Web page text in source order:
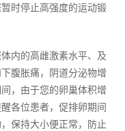
时停止高强度的运动锻
内的高雌激素水平、及
腹胀痛，阴道分泌物增
，由于您的卵巢体积增
各位患者，促排卵期间
保持大小便正常，防止